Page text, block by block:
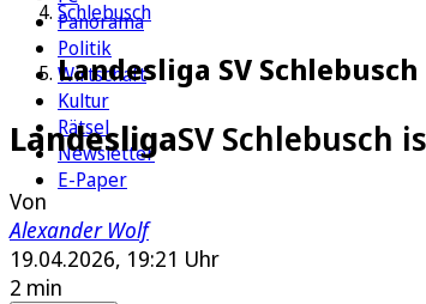
Panorama
Politik
Wirtschaft
Kultur
Rätsel
Newsletter
E-Paper
Schlebusch
Landesliga SV
LandesligaSV Schlebusch
Von
Alexander Wolf
19.04.2026, 19:21 Uhr
2 min